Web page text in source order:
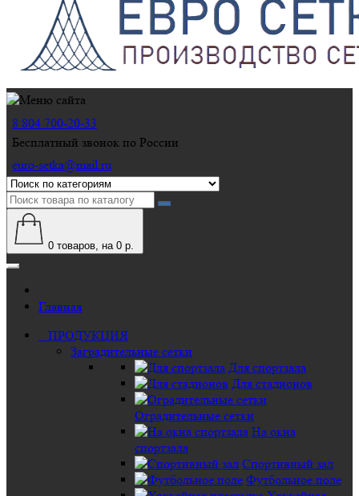
8 804 700-20-33
Бесплатный звонок по России
euro-setka@mail.ru
0 товаров, на 0 р.
Главная
ПРОДУКЦИЯ
Заградительные сетки
Для спортзала
Для стадионов
Оградительные сетки
На окна
спортзала
Спортивный зал
Футбольное поле